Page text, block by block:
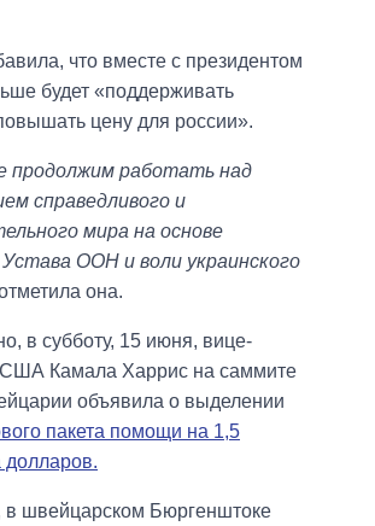
что вместе с президентом
будет «поддерживать
цену для россии».
продолжим работать над
справедливого и
мира на основе
ООН и воли украинского
она.
в субботу, 15 июня, вице-
США Камала Харрис на саммите
объявила о выделении
пакета помощи на 1,5
швейцарском Бюргенштоке